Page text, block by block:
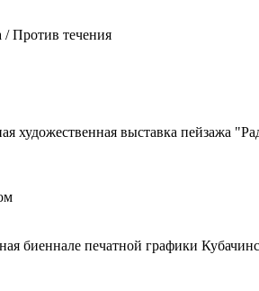
/ Против течения
художественная выставка пейзажа
биеннале печатной графики